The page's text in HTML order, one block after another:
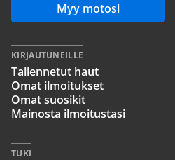
Myy motosi
KIRJAUTUNEILLE
Tallennetut haut
Omat ilmoitukset
Omat suosikit
Mainosta ilmoitustasi
TUKI